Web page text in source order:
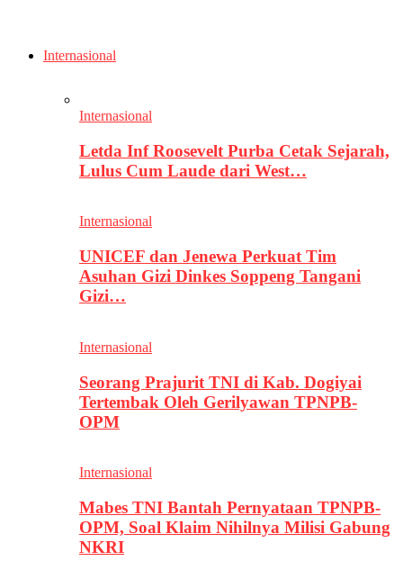
Internasional
Internasional
Letda Inf Roosevelt Purba Cetak Sejarah,
Lulus Cum Laude dari West…
Internasional
UNICEF dan Jenewa Perkuat Tim
Asuhan Gizi Dinkes Soppeng Tangani
Gizi…
Internasional
Seorang Prajurit TNI di Kab. Dogiyai
Tertembak Oleh Gerilyawan TPNPB-
OPM
Internasional
Mabes TNI Bantah Pernyataan TPNPB-
OPM, Soal Klaim Nihilnya Milisi Gabung
NKRI